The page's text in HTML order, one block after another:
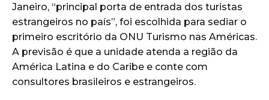
Janeiro, “principal porta de entrada dos turistas
estrangeiros no país”, foi escolhida para sediar o
primeiro escritório da ONU Turismo nas Américas.
A previsão é que a unidade atenda a região da
América Latina e do Caribe e conte com
consultores brasileiros e estrangeiros.